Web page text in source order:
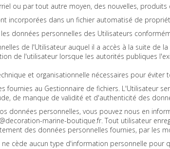
ou par tout autre moyen, des nouvelles, produits et
incorporées dans un fichier automatisé de
données personnelles des Utilisateurs
de l'Utilisateur auquel il a accès à la suite de
de l'utilisateur lorsque les autorités publiques
et organisationnelle nécessaires pour
fournies au Gestionnaire de fichiers. L'Utilisateur
de manque de validité et d'authenticité des
données personnelles, vous pouvez nous en
marine-boutique.fr. Tout utilisateur
des données personnelles fournies, par les
ne cède aucun type d'information personnelle